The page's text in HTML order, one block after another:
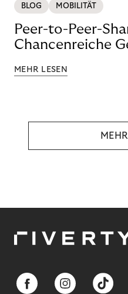
BLOG MOBILITÄT
Peer-to-Peer-
Chancenreiche
MEHR LESEN